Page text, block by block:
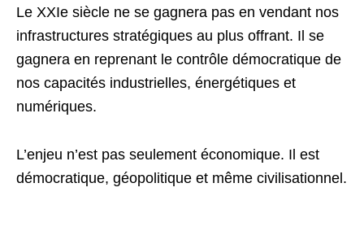
Le XXIe siècle ne se gagnera pas en vendant nos
infrastructures stratégiques au plus offrant. Il se
gagnera en reprenant le contrôle démocratique de
nos capacités industrielles, énergétiques et
numériques.
L’enjeu n’est pas seulement économique. Il est
démocratique, géopolitique et même civilisationnel.